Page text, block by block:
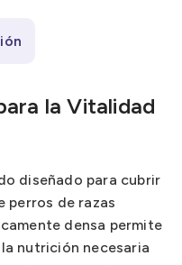
la Vitalidad
diseñado para cubrir
perros de razas
densa permite
nutrición necesaria